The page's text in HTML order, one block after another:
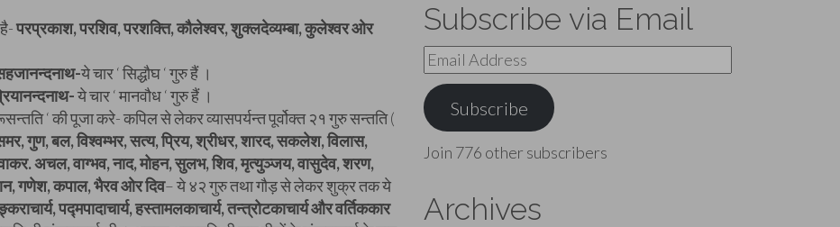
परप्रकाश, परशिव, परशक्ति, कौलेश्वर, शुक्लदेव्यम्बा, कुलेश्वर ओर
ये चार ‘ सिद्धौघ ‘ गुरु हैं ।
ये चार ‘ मानवौध ‘ गुरु हैं ।
‘ की पूजा करे- कपिल से लेकर व्यासपर्यन्त पूर्वोक्त २१ गुरु सन्तति (
गुण, बल, विश्वम्भर, सत्य, प्रिय, श्रीधर, शारद, सकलेश, विलास,
अचल, वाग्भव, नाद, मोहन, सुलभ, शिव, मृत्युञ्जय, वासुदेव, शरण,
गणेश, कपाल, भैरव ओर दिव– ये ४२ गुरु तथा गौड़ से लेकर शुक्र तक ये
पद्मपादाचार्य, हस्तामलकाचार्य, तन्त्रोटकाचार्य और वर्तिककार
Subscribe via Email
Email
Address
Subscribe
Join 776 other subscribers
Archives